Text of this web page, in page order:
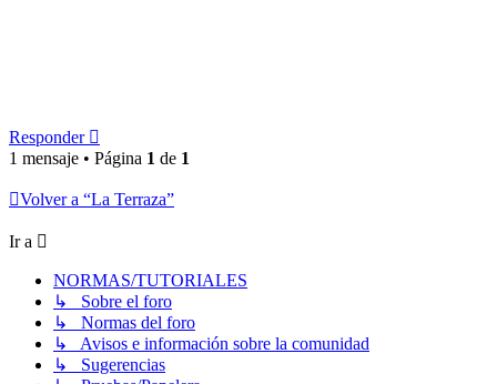
Responder
1 mensaje • Página 1 de 1
Volver a “La Terraza”
Ir a
NORMAS/TUTORIALES
↳ Sobre el foro
↳ Normas del foro
↳ Avisos e información sobre la comunidad
↳ Sugerencias